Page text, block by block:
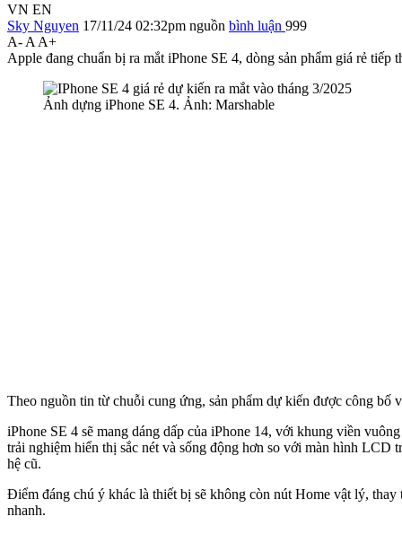
VN EN
Sky Nguyen 17/11/24 02:32pm nguồn bình luận 999
A- A A+
Apple đang chuẩn bị ra mắt iPhone SE 4, dòng sản phẩm giá rẻ
Ảnh dựng iPhone SE 4. Ảnh: Marshable
Theo nguồn tin từ chuỗi cung ứng, sản phẩm dự kiến được công bố
iPhone SE 4 sẽ mang dáng dấp của iPhone 14, với khung viền
trải nghiệm hiển thị sắc nét và sống động hơn so với màn hình
hệ cũ.
Điểm đáng chú ý khác là thiết bị sẽ không còn nút Home vật lý,
nhanh.